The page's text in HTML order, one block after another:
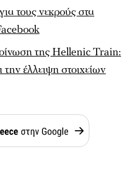
τους νεκρούς στα
της Hellenic Train:
την έλλειψη στοιχείων